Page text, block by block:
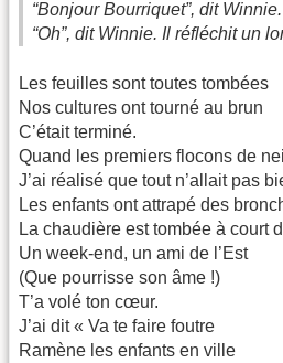
“Bonjour Bourriquet”, dit Winnie.
“Oh”, dit Winnie. Il réfléchit un
Les feuilles sont toutes tombées
Nos cultures ont tourné au brun
C’était terminé.
Quand les premiers flocons de
J’ai réalisé que tout n’allait pas
Les enfants ont attrapé des
La chaudière est tombée à court
Un week-end, un ami de l’Est
(Que pourrisse son âme !)
T’a volé ton cœur.
J’ai dit « Va te faire foutre
Ramène les enfants en ville